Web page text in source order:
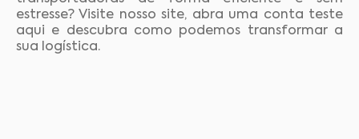
estresse? Visite nosso site, abra uma conta teste
aqui e descubra como podemos transformar a
sua logística.